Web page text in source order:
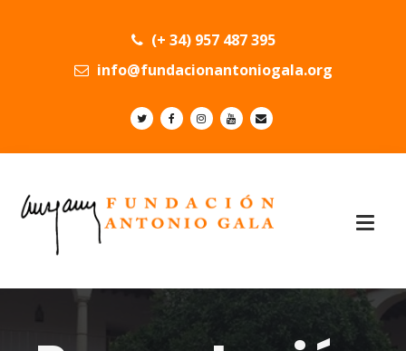
(+ 34) 957 487 395
info@fundacionantoniogala.org